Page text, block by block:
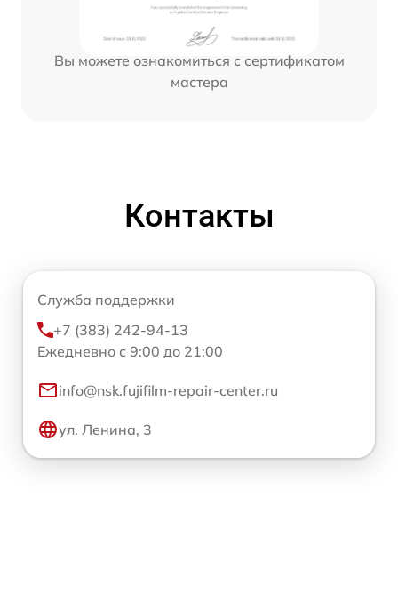
Вы можете ознакомиться с сертификатом
мастера
Контакты
Служба поддержки
+7 (383) 242-94-13
Ежедневно с 9:00 до 21:00
info@nsk.fujifilm-repair-center.ru
ул. Ленина, 3